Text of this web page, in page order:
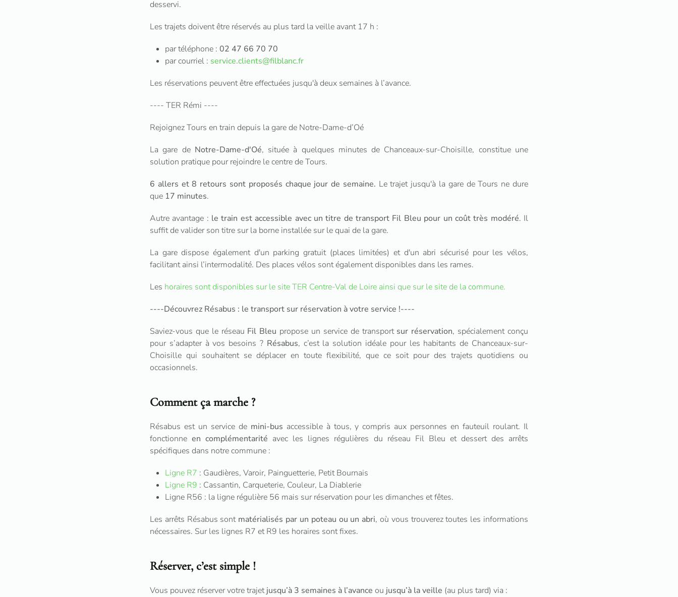
desservi.
Les trajets doivent être réservés au plus tard la veille avant 17 h :
par téléphone : 02 47 66 70 70
par courriel : service.clients@filblanc.fr
Les réservations peuvent être effectuées jusqu'à deux semaines à l’avance.
---- TER Rémi ----
Rejoignez Tours en train depuis la gare de Notre-Dame-d’Oé
La gare de Notre-Dame-d'Oé, située à quelques minutes de Chanceaux-sur-Choisille, constitue une
solution pratique pour rejoindre le centre de Tours.
6 allers et 8 retours sont proposés chaque jour de semaine. Le trajet jusqu'à la gare de Tours ne dure
que 17 minutes.
Autre avantage : le train est accessible avec un titre de transport Fil Bleu pour un coût très modéré. Il
suffit de valider son titre sur la borne installée sur le quai de la gare.
La gare dispose également d'un parking gratuit (places limitées) et d'un abri sécurisé pour les vélos,
facilitant ainsi l’intermodalité. Des places vélos sont également disponibles dans les rames.
Les horaires sont disponibles sur le site TER Centre-Val de Loire ainsi que sur le site de la commune.
----Découvrez Résabus : le transport sur réservation à votre service !----
Saviez-vous que le réseau Fil Bleu propose un service de transport sur réservation, spécialement conçu
pour s’adapter à vos besoins ? Résabus, c’est la solution idéale pour les habitants de Chanceaux-sur-
Choisille qui souhaitent se déplacer en toute flexibilité, que ce soit pour des trajets quotidiens ou
occasionnels.
Comment ça marche ?
Résabus est un service de mini-bus accessible à tous, y compris aux personnes en fauteuil roulant. Il
fonctionneen complémentarité avec les lignes régulières du réseau Fil Bleu et dessert des arrêts
spécifiques dans notre commune :
Ligne R7 : Gaudières, Varoir, Painguetterie, Petit Bournais
Ligne R9 : Cassantin, Carqueterie, Couleur, La Diablerie
Ligne R56 : la ligne régulière 56 mais sur réservation pour les dimanches et fêtes.
Les arrêts Résabus sont matérialisés par un poteau ou un abri, où vous trouverez toutes les informations
nécessaires. Sur les lignes R7 et R9 les horaires sont fixes.
Réserver, c’est simple !
Vous pouvez réserver votre trajetjusqu’à 3 semaines à l’avance ou jusqu’à la veille (au plus tard) via :